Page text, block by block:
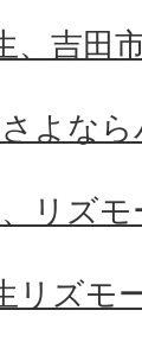
、吉田
よな
リズ
リズモ